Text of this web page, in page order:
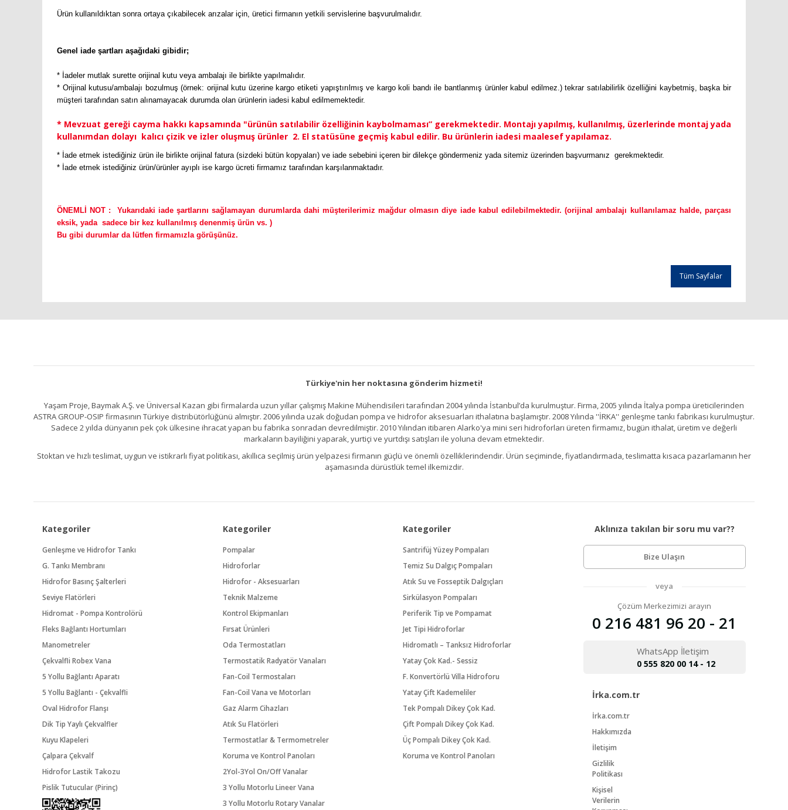
Ürün kullanıldıktan sonra ortaya çıkabilecek arızalar için, üretici firmanın yetkili servislerine başvurulmalıdır.
Genel iade şartları aşağıdaki gibidir;
* İadeler mutlak surette orijinal kutu veya ambalajı ile birlikte yapılmalıdır.
* Orijinal kutusu/ambalajı bozulmuş (örnek: orijinal kutu üzerine kargo etiketi yapıştırılmış ve kargo koli bandı ile bantlanmış ürünler kabul edilmez.) tekrar satılabilirlik özelliğini kaybetmiş, başka bir
müşteri tarafından satın alınamayacak durumda olan ürünlerin iadesi kabul edilmemektedir.
* Mevzuat gereği cayma hakkı kapsamında "ürünün satılabilir özelliğinin kaybolmaması” gerekmektedir. Montajı yapılmış, kullanılmış, üzerlerinde montaj yada
kullanımdan dolayı kalıcı çizik ve izler oluşmuş ürünler 2. El statüsüne geçmiş kabul edilir. Bu ürünlerin iadesi maalesef yapılamaz.
* İade etmek istediğiniz ürün ile birlikte orijinal fatura (sizdeki bütün kopyaları) ve iade sebebini içeren bir dilekçe göndermeniz yada sitemiz üzerinden başvurmanız gerekmektedir.
* İade etmek istediğiniz ürün/ürünler ayıplı ise kargo ücreti firmamız tarafından karşılanmaktadır.
ÖNEMLİ NOT : Yukarıdaki iade şartlarını sağlamayan durumlarda dahi müşterilerimiz mağdur olmasın diye iade kabul edilebilmektedir. (orijinal ambalajı kullanılamaz halde, parçası
eksik, yada sadece bir kez kullanılmış denenmiş ürün vs. )
Bu gibi durumlar da lütfen firmamızla görüşünüz.
Tüm Sayfalar
Türkiye'nin her noktasına gönderim hizmeti!
Yaşam Proje, Baymak A.Ş. ve Üniversal Kazan gibi firmalarda uzun yıllar çalışmış Makine Mühendisileri tarafından 2004 yılında İstanbul’da kurulmuştur. Firma, 2005 yılında İtalya pompa üreticilerinden
ASTRA GROUP-OSIP firmasının Türkiye distribütörlüğünü almıştır. 2006 yılında uzak doğudan pompa ve hidrofor aksesuarları ithalatına başlamıştır. 2008 Yılında ''İRKA'' genleşme tankı fabrikası kurulmuştur.
Sadece 2 yılda dünyanın pek çok ülkesine ihracat yapan bu fabrika sonradan devredilmiştir. 2010 Yılından itibaren Alarko'ya mini seri hidroforları üreten firmamız, bugün ithalat, üretim ve değerli
markaların bayiliğini yaparak, yurtiçi ve yurtdışı satışları ile yoluna devam etmektedir.
Stoktan ve hızlı teslimat, uygun ve istikrarlı fiyat politikası, akıllıca seçilmiş ürün yelpazesi firmanın güçlü ve önemli özelliklerindendir. Ürün seçiminde, fiyatlandırmada, teslimatta kısaca pazarlamanın her
aşamasında dürüstlük temel ilkemizdir.
Kategoriler
Genleşme ve Hidrofor Tankı
G. Tankı Membranı
Hidrofor Basınç Şalterleri
Seviye Flatörleri
Hidromat - Pompa Kontrolörü
Fleks Bağlantı Hortumları
Manometreler
Çekvalfli Robex Vana
5 Yollu Bağlantı Aparatı
5 Yollu Bağlantı - Çekvalfli
Oval Hidrofor Flanşı
Dik Tip Yaylı Çekvalfler
Kuyu Klapeleri
Çalpara Çekvalf
Hidrofor Lastik Takozu
Pislik Tutucular (Pirinç)
Kategoriler
Pompalar
Hidroforlar
Hidrofor - Aksesuarları
Teknik Malzeme
Kontrol Ekipmanları
Fırsat Ürünleri
Oda Termostatları
Termostatik Radyatör Vanaları
Fan-Coil Termostaları
Fan-Coil Vana ve Motorları
Gaz Alarm Cihazları
Atık Su Flatörleri
Termostatlar & Termometreler
Koruma ve Kontrol Panoları
2Yol-3Yol On/Off Vanalar
3 Yollu Motorlu Lineer Vana
3 Yollu Motorlu Rotary Vanalar
Kategoriler
Santrifüj Yüzey Pompaları
Temiz Su Dalgıç Pompaları
Atık Su ve Fosseptik Dalgıçları
Sirkülasyon Pompaları
Periferik Tip ve Pompamat
Jet Tipi Hidroforlar
Hidromatlı – Tanksız Hidroforlar
Yatay Çok Kad.- Sessiz
F. Konvertörlü Villa Hidroforu
Yatay Çift Kademeliler
Tek Pompalı Dikey Çok Kad.
Çift Pompalı Dikey Çok Kad.
Üç Pompalı Dikey Çok Kad.
Koruma ve Kontrol Panoları
Aklınıza takılan bir soru mu var??
Bize Ulaşın
veya
Çözüm Merkezimizi arayın
0 216 481 96 20 - 21
WhatsApp İletişim
0 555 820 00 14 - 12
İrka.com.tr
İrka.com.tr
Hakkımızda
İletişim
Gizlilik
Politikası
Kişisel
Verilerin